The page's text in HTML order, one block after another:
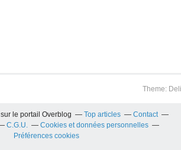
Theme:
sur le portail Overblog Top articles
Contact
C.G.U.
Cookies et données personnelles
Préférences cookies